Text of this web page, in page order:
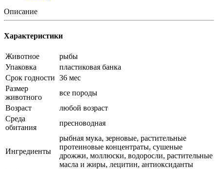
Описание
Характеристики
Животное
рыбы
Упаковка
пластиковая банка
Срок годности 36 мес
Размер
животного
все породы
Возраст
любой возраст
Среда
обитания
пресноводная
Ингредиенты
рыбная мука, зерновые, растительные
протеиновые концентраты, сушеные
дрожжи, моллюски, водоросли, растительные
масла и жиры, лецитин, антиоксиданты